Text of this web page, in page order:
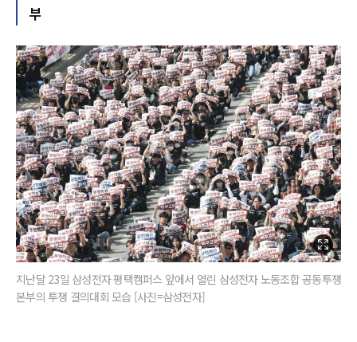
부
지난달 23일 삼성전자 평택캠퍼스 앞에서 열린 삼성전자 노동조합 공동투쟁
본부의 투쟁 결의대회 모습 [사진=삼성전자]